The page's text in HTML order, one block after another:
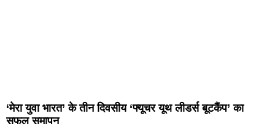
‘मेरा युवा भारत’ के तीन दिवसीय ‘फ्यूचर यूथ लीडर्स बूटकैंप’ का
सफल समापन